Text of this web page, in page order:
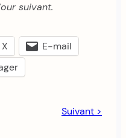
suivant.
X
E-mail
Suivant >